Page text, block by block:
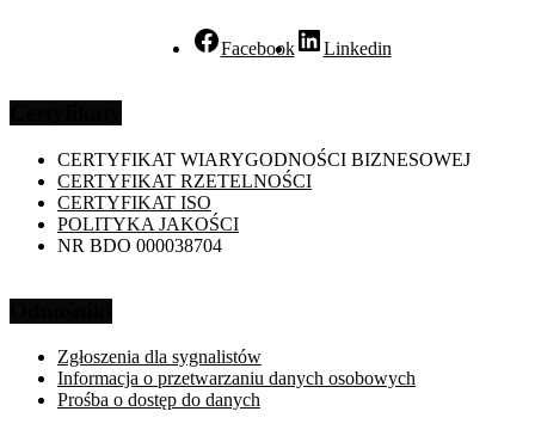
Facebook Linkedin
CERTYFIKAT WIARYGODNOŚCI BIZNESOWEJ
CERTYFIKAT RZETELNOŚCI
CERTYFIKAT ISO
POLITYKA JAKOŚCI
NR BDO 000038704
Zgłoszenia dla sygnalistów
Informacja o przetwarzaniu danych osobowych
Prośba o dostęp do danych